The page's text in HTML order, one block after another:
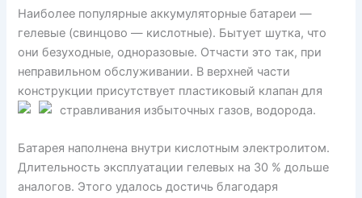
Наиболее популярные аккумуляторные батареи —
гелевые (свинцово — кислотные). Бытует шутка, что
они безуходные, одноразовые. Отчасти это так, при
неправильном обслуживании. В верхней части
конструкции присутствует пластиковый клапан для
стравливания избыточных газов, водорода.
Батарея наполнена внутри кислотным электролитом.
Длительность эксплуатации гелевых на 30 % дольше
аналогов. Этого удалось достичь благодаря